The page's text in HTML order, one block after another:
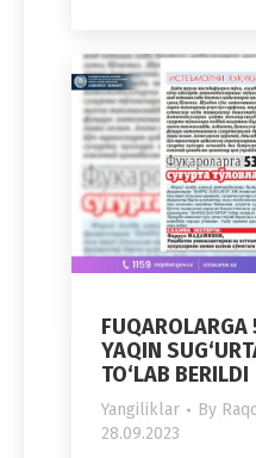
YAQIN
TO‘LAB BERILDI
Yangiliklar By
28.09.2023